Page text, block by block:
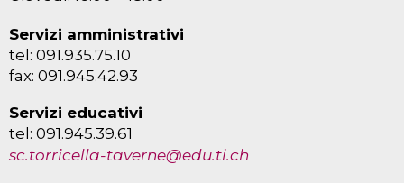
Servizi amministrativi
tel: 091.935.75.10
fax: 091.945.42.93
Servizi educativi
tel: 091.945.39.61
sc.torricella-taverne@edu.ti.ch